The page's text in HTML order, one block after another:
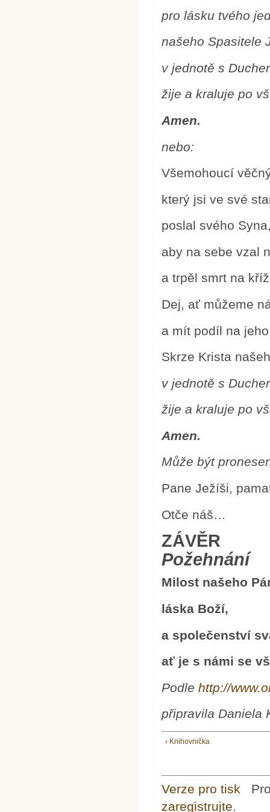
pro lásku tvého
našeho Spasitele
v jednotě s
žije a kraluje po
Amen.
nebo:
Všemohoucí
který jsi ve své
poslal svého
aby na sebe vzal
a trpěl smrt na
Dej, ať můžeme
a mít podíl na
Skrze Krista
v jednotě s
žije a kraluje po
Amen.
Může být
Pane Ježíši,
Otče náš…
ZÁVĚR
Požehnání
Milost našeho
láska Boží,
a společenství
ať je s námi se
Podlehttp://
připravila Daniela
‹ Knihovnička
Verze pro tisk
zaregistrujte.